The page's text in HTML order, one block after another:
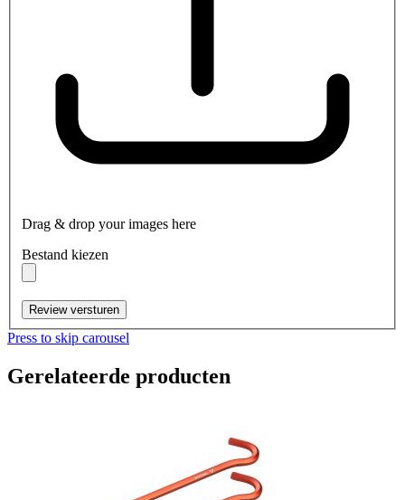
Drag & drop your images here
Bestand kiezen
Review versturen
Press to skip carousel
Gerelateerde producten